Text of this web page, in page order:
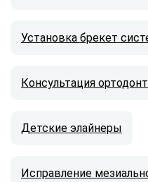
Установка брекет
Консультация
Детские элайнеры
Исправление